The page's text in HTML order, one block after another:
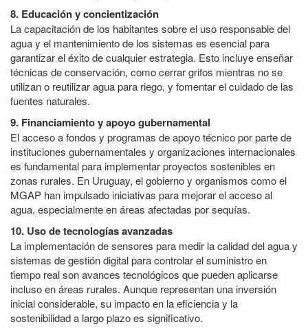
8. Educación y concientización
La capacitación de los habitantes sobre el uso responsable del
agua y el mantenimiento de los sistemas es esencial para
garantizar el éxito de cualquier estrategia. Esto incluye enseñar
técnicas de conservación, como cerrar grifos mientras no se
utilizan o reutilizar agua para riego, y fomentar el cuidado de las
fuentes naturales.
9. Financiamiento y apoyo gubernamental
El acceso a fondos y programas de apoyo técnico por parte de
instituciones gubernamentales y organizaciones internacionales
es fundamental para implementar proyectos sostenibles en
zonas rurales. En Uruguay, el gobierno y organismos como el
MGAP han impulsado iniciativas para mejorar el acceso al
agua, especialmente en áreas afectadas por sequías.
10. Uso de tecnologías avanzadas
La implementación de sensores para medir la calidad del agua y
sistemas de gestión digital para controlar el suministro en
tiempo real son avances tecnológicos que pueden aplicarse
incluso en áreas rurales. Aunque representan una inversión
inicial considerable, su impacto en la eficiencia y la
sostenibilidad a largo plazo es significativo.